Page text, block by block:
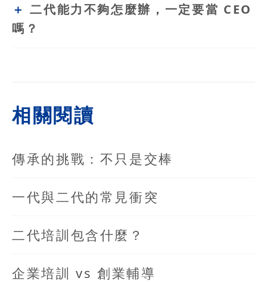
二代能力不夠怎麼辦，一定要當 CEO
嗎？
相關閱讀
傳承的挑戰：不只是交棒
一代與二代的常見衝突
二代培訓包含什麼？
企業培訓 vs 創業輔導